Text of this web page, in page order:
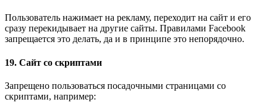
Пользователь нажимает на рекламу, переходит на сайт и его
сразу перекидывает на другие сайты. Правилами Facebook
запрещается это делать, да и в принципе это непорядочно.
19. Сайт со скриптами
Запрещено пользоваться посадочными страницами со
скриптами, например: